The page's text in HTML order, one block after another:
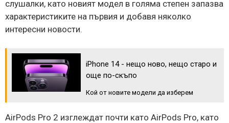
слушалки, като новият модел в голяма степен запазва
характеристиките на първия и добавя няколко
интересни новости.
iPhone 14 - нещо ново, нещо старо и
още по-скъпо
Кой от новите модели да изберем
AirPods Pro 2 изглеждат почти като AirPods Pro, като